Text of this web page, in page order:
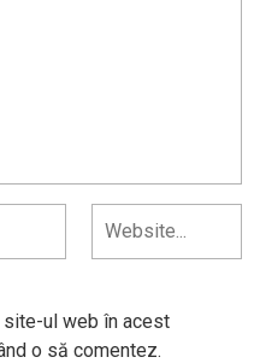
ul web în acest
o să comentez.